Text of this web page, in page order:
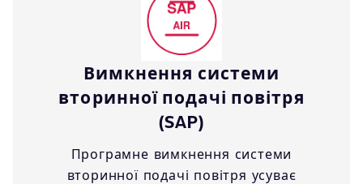
Вимкнення системи
вторинної подачі повітря
(SAP)
Програмне вимкнення системи
вторинної подачі повітря усуває